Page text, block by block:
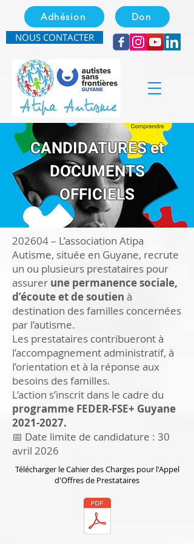
Adhésion Don
NOUS CONTACTER
CANDIDATURES et
DOCUMENTS
OFFICIELS
202604 – L’association Atipa
Autisme, située en Guyane, recrute
un ou plusieurs prestataires pour
assurer une permanence sociale,
d’écoute et de soutien à
destination des familles concernées
par l’autisme.
Les prestataires contribueront à
l’accompagnement administratif, à
l’orientation et à la réponse aux
besoins des familles.
L’action s’inscrit dans le cadre du
programme FEDER-FSE+ Guyane
2021-2027.
📅 Date limite de candidature : 30
avril 2026
Télécharger le Cahier des Charges pour l'Appel
d'Offres de Prestataires